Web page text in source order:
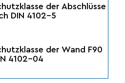
der Abschlüsse
DIN 4102-5
der Wand F90
4102-04